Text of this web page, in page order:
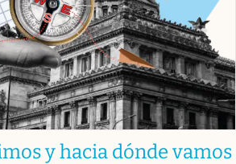
y hacia dónde vamos